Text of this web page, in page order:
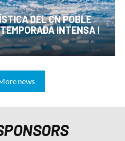
DEL CN POBLE
INTENSA I
news